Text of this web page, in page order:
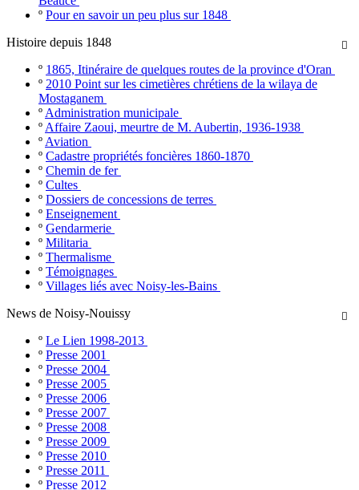
º Pour en savoir un peu plus sur 1848

Histoire depuis 1848
º 1865, Itinéraire de quelques routes de la province d'Oran
º 2010 Point sur les cimetières chrétiens de la wilaya de
Mostaganem
º Administration municipale
º Affaire Zaoui, meurtre de M. Aubertin, 1936-1938
º Aviation
º Cadastre propriétés foncières 1860-1870
º Chemin de fer
º Cultes
º Dossiers de concessions de terres
º Enseignement
º Gendarmerie
º Militaria
º Thermalisme
º Témoignages
º Villages liés avec Noisy-les-Bains

News de Noisy-Nouissy
º Le Lien 1998-2013
º Presse 2001
º Presse 2004
º Presse 2005
º Presse 2006
º Presse 2007
º Presse 2008
º Presse 2009
º Presse 2010
º Presse 2011
º Presse 2012